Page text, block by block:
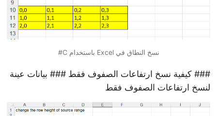
نسخ النطاق في Excel باستخدام C#
### كيفية نسخ ارتفاعات الصفوف فقط ### بيانات عينة
لنسخ ارتفاعات الصفوف فقط